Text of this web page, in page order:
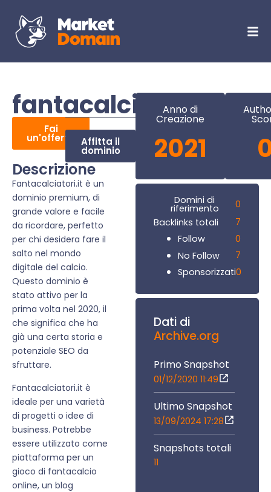
fantacalciatori.it
Fai
un'offerta Affitta il
dominio
Descrizione
Fantacalciatori.it è un
dominio premium, di
grande valore e facile
da ricordare, perfetto
per chi desidera fare il
salto nel mondo
digitale del calcio.
Questo dominio è
stato attivo per la
prima volta nel 2020, il
che significa che ha
già una certa storia e
potenziale SEO da
sfruttare.
Fantacalciatori.it è
ideale per una varietà
di progetti o idee di
business. Potrebbe
essere utilizzato come
piattaforma per un
gioco di fantacalcio
online, un blog
Anno di
Creazione
2021
Domini di
riferimento
0
Backlinks totali
7
Follow
0
No Follow
7
Sponsorizzati0
Dati di
Archive.org
Primo Snapshot
01/12/2020 11:49
Ultimo Snapshot
13/09/2024 17:28
Snapshots totali
11